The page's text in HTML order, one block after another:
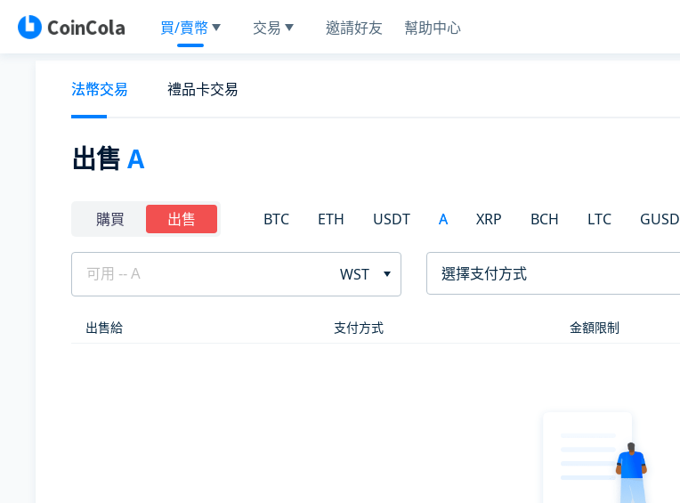
買/賣幣 交易 邀請好友 幫助中心
法幣交易 禮品卡交易
出售 A
購買 出售 BTC ETH USDT A XRP BCH LTC GUSD
WST 選擇支付方式
出售給 支付方式 金額限制